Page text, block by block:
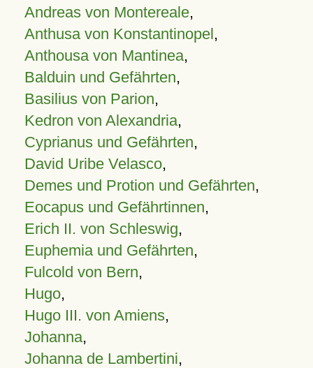
Andreas von Montereale,
Anthusa von Konstantinopel,
Anthousa von Mantinea,
Balduin und Gefährten,
Basilius von Parion,
Kedron von Alexandria,
Cyprianus und Gefährten,
David Uribe Velasco,
Demes und Protion und Gefährten,
Eocapus und Gefährtinnen,
Erich II. von Schleswig,
Euphemia und Gefährten,
Fulcold von Bern,
Hugo,
Hugo III. von Amiens,
Johanna,
Johanna de Lambertini,